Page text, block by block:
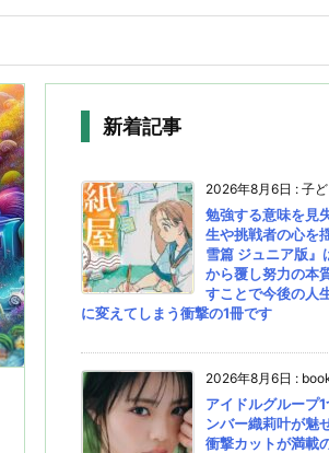
新着記事
2026年8月6日 : 子ど
勉強する意味を見
生や挑戦者の心を
雪篇 ジュニア版』
から覆し努力の本
すことで今後の人
に変えてしまう衝撃の1冊です
2026年8月6日 :
アイドルグループ
ンバー織莉叶が魅
衝撃カットが満載